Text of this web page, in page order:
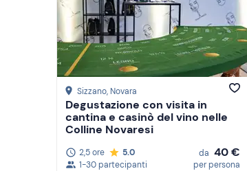
Sizzano, Novara
Degustazione con visita in
cantina e casinò del vino nelle
Colline Novaresi
2,5 ore
5.0
1-30 partecipanti
da 40 €
per persona